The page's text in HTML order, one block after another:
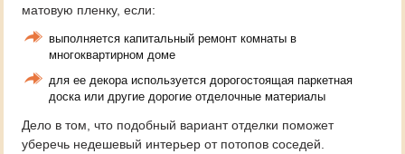
матовую пленку, если:
выполняется капитальный ремонт комнаты в
многоквартирном доме
для ее декора используется дорогостоящая паркетная
доска или другие дорогие отделочные материалы
Дело в том, что подобный вариант отделки поможет
уберечь недешевый интерьер от потопов соседей.